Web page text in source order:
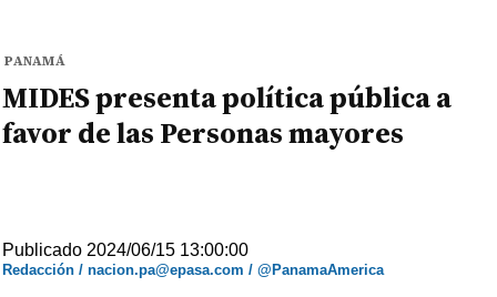
PANAMÁ
MIDES presenta política pública a
favor de las Personas mayores
Publicado 2024/06/15 13:00:00
Redacción / nacion.pa@epasa.com / @PanamaAmerica